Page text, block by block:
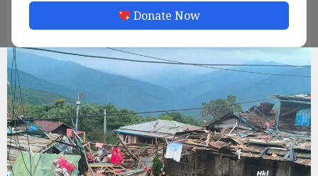
Donate Now
ADMIN JULY 7, 2026